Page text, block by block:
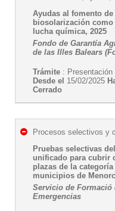
Ayudas al fomento
biosolarización como
lucha química, 2025
Fondo de Garantía
de las Illes Balears
Trámite :
Desde el 15/02/2025
Cerrado
Procesos selectivos y
Pruebas selectivas
unificado para cubrir
plazas de la
municipios de
Servicio de Formació
Emergencias